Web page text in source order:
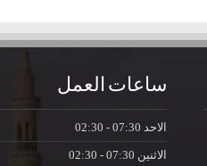
ساعات العمل
الاحد
الاثنين